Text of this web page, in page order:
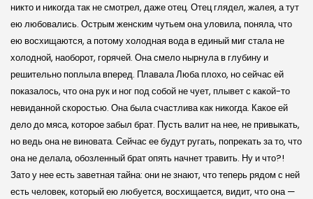
никто и никогда так не смотрел, даже отец. Отец глядел, жалея, а тут
ею любовались. Острым женским чутьем она уловила, поняла, что
ею восхищаются, а потому холодная вода в единый миг стала не
холодной, наоборот, горячей. Она смело нырнула в глубину и
решительно поплыла вперед. Плавала Люба плохо, но сейчас ей
показалось, что она рук и ног под собой не чует, плывет с какой-то
невиданной скоростью. Она была счастлива как никогда. Какое ей
дело до мяса, которое забыл брат. Пусть валит на нее, не привыкать,
но ведь она не виновата. Сейчас ее будут ругать, попрекать за то, что
она не делала, обозленный брат опять начнет травить. Ну и что?!
Зато у нее есть заветная тайна: они не знают, что теперь рядом с ней
есть человек, который ею любуется, восхищается, видит, что она —